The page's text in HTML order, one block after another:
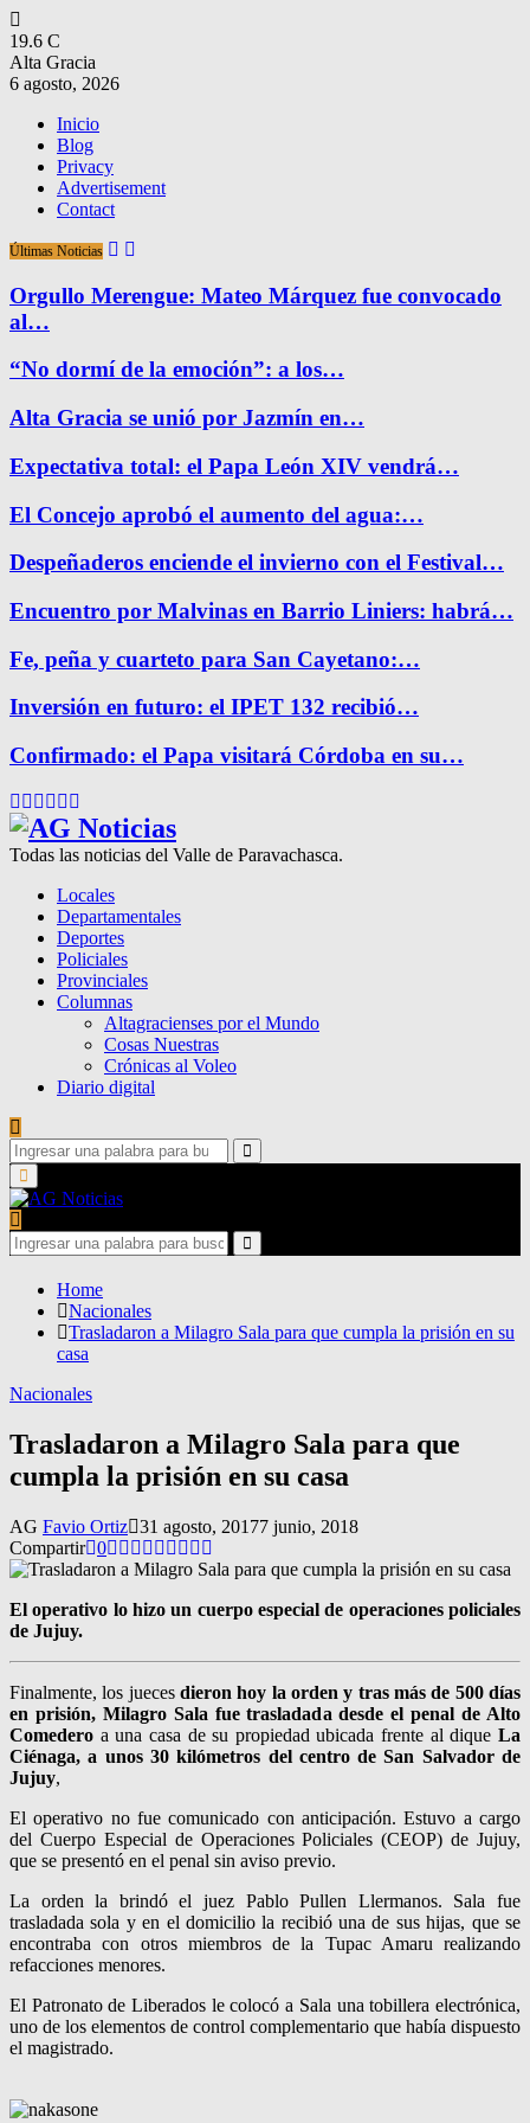
19.6 C
Alta Gracia
6 agosto, 2026
Inicio
Blog
Privacy
Advertisement
Contact
Últimas Noticias
Orgullo Merengue: Mateo Márquez fue convocado
al…
“No dormí de la emoción”: a los…
Alta Gracia se unió por Jazmín en…
Expectativa total: el Papa León XIV vendrá…
El Concejo aprobó el aumento del agua:…
Despeñaderos enciende el invierno con el Festival…
Encuentro por Malvinas en Barrio Liniers: habrá…
Fe, peña y cuarteto para San Cayetano:…
Inversión en futuro: el IPET 132 recibió…
Confirmado: el Papa visitará Córdoba en su…
Facebook
Twitter
Instagram
Pinterest
Google
Todas las noticias del Valle de Paravachasca.
Locales
Departamentales
Deportes
Policiales
Provinciales
Columnas
Altagracienses por el Mundo
Cosas Nuestras
Crónicas al Voleo
Diario digital
Search
for:
Search
Primary
Menu
Search
for:
Search
Home
Nacionales
Trasladaron a Milagro Sala para que cumpla la prisión en su
casa
Nacionales
Trasladaron a Milagro Sala para que
cumpla la prisión en su casa
AG Favio Ortiz 31 agosto, 20177 junio, 2018
Compartir 0
El operativo lo hizo un cuerpo especial de operaciones policiales
de Jujuy.
Finalmente, los juecesdieron hoy la orden y tras más de 500 días
en prisión, Milagro Sala fue trasladada desde el penal de Alto
Comedero a una casa de su propiedad ubicada frente al dique La
Ciénaga, a unos 30 kilómetros del centro de San Salvador de
Jujuy,
El operativo no fue comunicado con anticipación. Estuvo a cargo
del Cuerpo Especial de Operaciones Policiales (CEOP) de Jujuy,
que se presentó en el penal sin aviso previo.
La orden la brindó el juez Pablo Pullen Llermanos. Sala fue
trasladada sola y en el domicilio la recibió una de sus hijas, que se
encontraba con otros miembros de la Tupac Amaru realizando
refacciones menores.
El Patronato de Liberados le colocó a Sala una tobillera electrónica,
uno de los elementos de control complementario que había dispuesto
el magistrado.